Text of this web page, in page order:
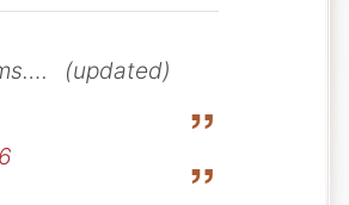
(updated)